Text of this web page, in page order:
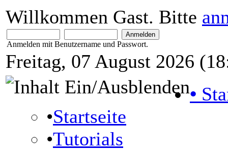
Willkommen Gast. Bitte
Anmelden mit Benutzername und Passwort.
Freitag, 07 August 2026
•
•Startseite
•Tutorials